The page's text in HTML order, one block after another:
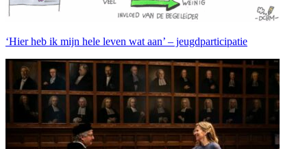
‘Hier heb ik mijn hele leven wat aan’ – jeugdparticipatie